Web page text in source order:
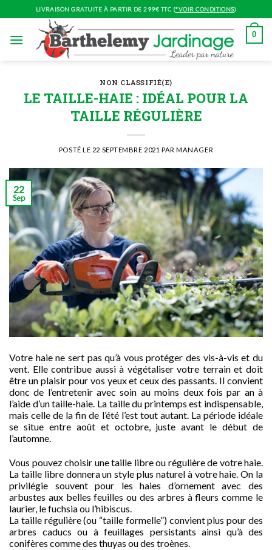
to
LIVRAISON GRATUITE À PARTIR DE 299€ TTC (*VOIR CONDITIONS)
0
NON CLASSIFIÉ(E)
LE TAILLE-HAIE : IDÉAL POUR LA
TAILLE RÉGULIÈRE
POSTÉ LE 22 SEPTEMBRE 2021 PARMANAGER
22
Sep
Votre haie ne sert pas qu’à vous protéger des vis-à-vis et du
vent. Elle contribue aussi à végétaliser votre terrain et doit
être un plaisir pour vos yeux et ceux des passants. Il convient
donc de l’entretenir avec soin au moins deux fois par an à
l’aide d’un taille-haie. La taille du printemps est indispensable,
mais celle de la fin de l’été l’est tout autant. La période idéale
se situe entre août et octobre, juste avant le début de
l’automne.
Vous pouvez choisir une taille libre ou régulière de votre haie.
La taille libre donnera un style plus naturel à votre haie. On la
privilégie souvent pour les haies d’ornement avec des
arbustes aux belles feuilles ou des arbres à fleurs comme le
laurier, le fuchsia ou l’hibiscus.
La taille régulière (ou “taille formelle”) convient plus pour des
arbres caducs ou à feuillages persistants ainsi qu’à des
conifères comme des thuyas ou des troènes.